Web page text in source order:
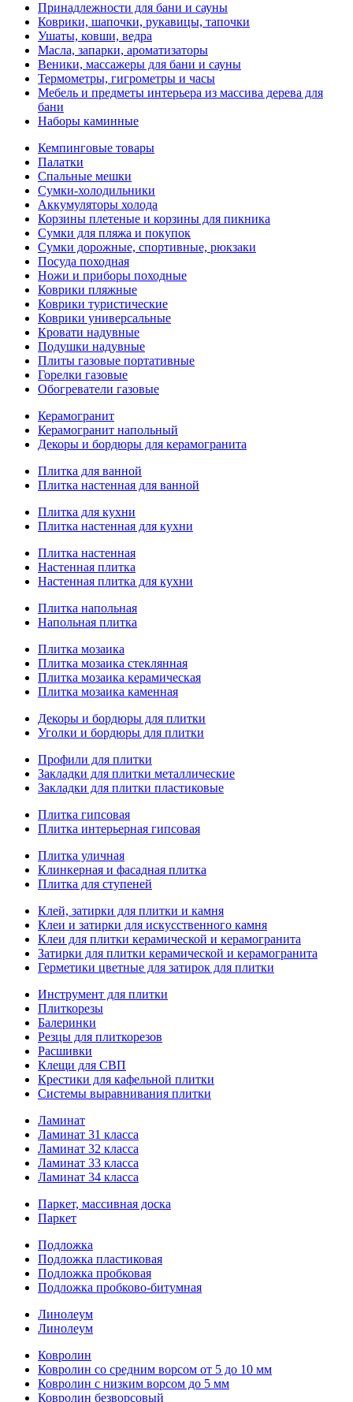
Принадлежности для бани и сауны
Коврики, шапочки, рукавицы, тапочки
Ушаты, ковши, ведра
Масла, запарки, ароматизаторы
Веники, массажеры для бани и сауны
Термометры, гигрометры и часы
Мебель и предметы интерьера из массива дерева для
бани
Наборы каминные
Кемпинговые товары
Палатки
Спальные мешки
Сумки-холодильники
Аккумуляторы холода
Корзины плетеные и корзины для пикника
Сумки для пляжа и покупок
Сумки дорожные, спортивные, рюкзаки
Посуда походная
Ножи и приборы походные
Коврики пляжные
Коврики туристические
Коврики универсальные
Кровати надувные
Подушки надувные
Плиты газовые портативные
Горелки газовые
Обогреватели газовые
Керамогранит
Керамогранит напольный
Декоры и бордюры для керамогранита
Плитка для ванной
Плитка настенная для ванной
Плитка для кухни
Плитка настенная для кухни
Плитка настенная
Настенная плитка
Настенная плитка для кухни
Плитка напольная
Напольная плитка
Плитка мозаика
Плитка мозаика стеклянная
Плитка мозаика керамическая
Плитка мозаика каменная
Декоры и бордюры для плитки
Уголки и бордюры для плитки
Профили для плитки
Закладки для плитки металлические
Закладки для плитки пластиковые
Плитка гипсовая
Плитка интерьерная гипсовая
Плитка уличная
Клинкерная и фасадная плитка
Плитка для ступеней
Клей, затирки для плитки и камня
Клеи и затирки для искусственного камня
Клеи для плитки керамической и керамогранита
Затирки для плитки керамической и керамогранита
Герметики цветные для затирок для плитки
Инструмент для плитки
Плиткорезы
Балеринки
Резцы для плиткорезов
Расшивки
Клещи для СВП
Крестики для кафельной плитки
Системы выравнивания плитки
Ламинат
Ламинат 31 класса
Ламинат 32 класса
Ламинат 33 класса
Ламинат 34 класса
Паркет, массивная доска
Паркет
Подложка
Подложка пластиковая
Подложка пробковая
Подложка пробково-битумная
Линолеум
Линолеум
Ковролин
Ковролин со средним ворсом от 5 до 10 мм
Ковролин с низким ворсом до 5 мм
Ковролин безворсовый